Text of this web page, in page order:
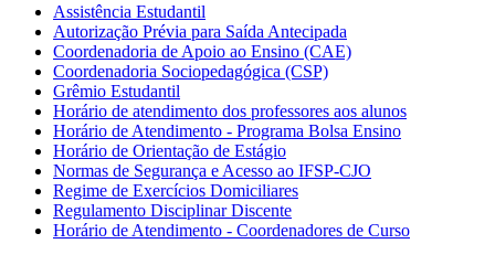
Assistência Estudantil
Autorização Prévia para Saída Antecipada
Coordenadoria de Apoio ao Ensino (CAE)
Coordenadoria Sociopedagógica (CSP)
Grêmio Estudantil
Horário de atendimento dos professores aos alunos
Horário de Atendimento - Programa Bolsa Ensino
Horário de Orientação de Estágio
Normas de Segurança e Acesso ao IFSP-CJO
Regime de Exercícios Domiciliares
Regulamento Disciplinar Discente
Horário de Atendimento - Coordenadores de Curso